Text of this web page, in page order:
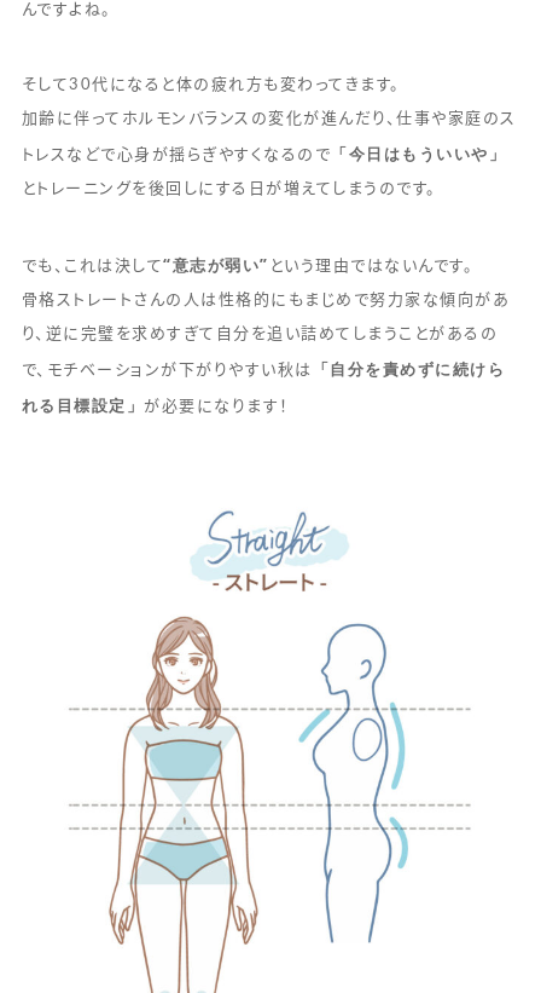
んですよね。
そして30代になると体の疲れ方も変わってきます。
加齢に伴ってホルモンバランスの変化が進んだり、仕事や家庭のス
トレスなどで心身が揺らぎやすくなるので 「今日はもういいや」
とトレーニングを後回しにする日が増えてしまうのです。
でも、これは決して“意志が弱い” という理由ではないんです。
骨格ストレートさんの人は性格的にもまじめで努力家な傾向があ
り、逆に完璧を求めすぎて自分を追い詰めてしまうことがあるの
で、モチベーションが下がりやすい秋は
「自分を責めずに続けら
れる目標設定」
が必要になります！